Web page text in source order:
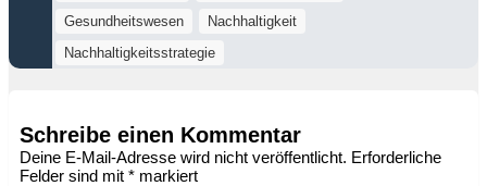
Gesundheitswesen
Nachhaltigkeit
Nachhaltigkeitsstrategie
Schreibe einen Kommentar
Deine E-Mail-Adresse wird nicht veröffentlicht. Erforderliche
Felder sind mit * markiert